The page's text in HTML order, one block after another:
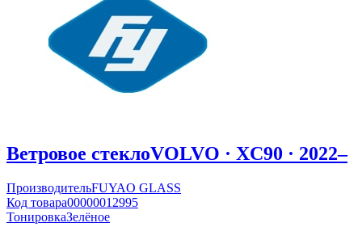
Ветровое стеклоVOLVO · XC90 · 2022–
ПроизводительFUYAO GLASS
Код товара00000012995
ТонировкаЗелёное